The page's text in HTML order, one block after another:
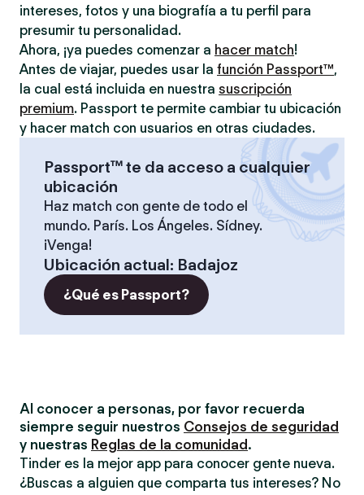
intereses, fotos y una biografía a tu perfil para
presumir tu personalidad.
Ahora, ¡ya puedes comenzar a hacer match!
Antes de viajar, puedes usar la función Passport™,
la cual está incluida en nuestra suscripción
premium. Passport te permite cambiar tu ubicación
y hacer match con usuarios en otras ciudades.
Passport™ te da acceso a cualquier
ubicación
Haz match con gente de todo el
mundo. París. Los Ángeles. Sídney.
¡Venga!
Ubicación actual: Badajoz
¿Qué es Passport?
Al conocer a personas, por favor recuerda
siempre seguir nuestros Consejos de seguridad
y nuestras Reglas de la comunidad .
Tinder es la mejor app para conocer gente nueva.
¿Buscas a alguien que comparta tus intereses? No